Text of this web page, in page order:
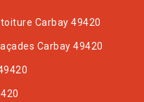
Carbay 49420
Carbay 49420